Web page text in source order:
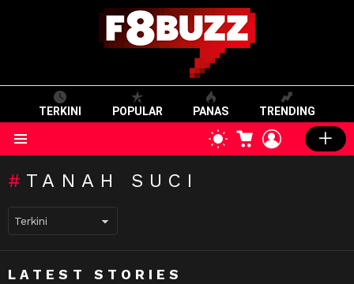
TERKINI POPULAR PANAS TRENDING
SWITCH
SKIN
CART LOGIN
TANAH SUCI
LATEST STORIES